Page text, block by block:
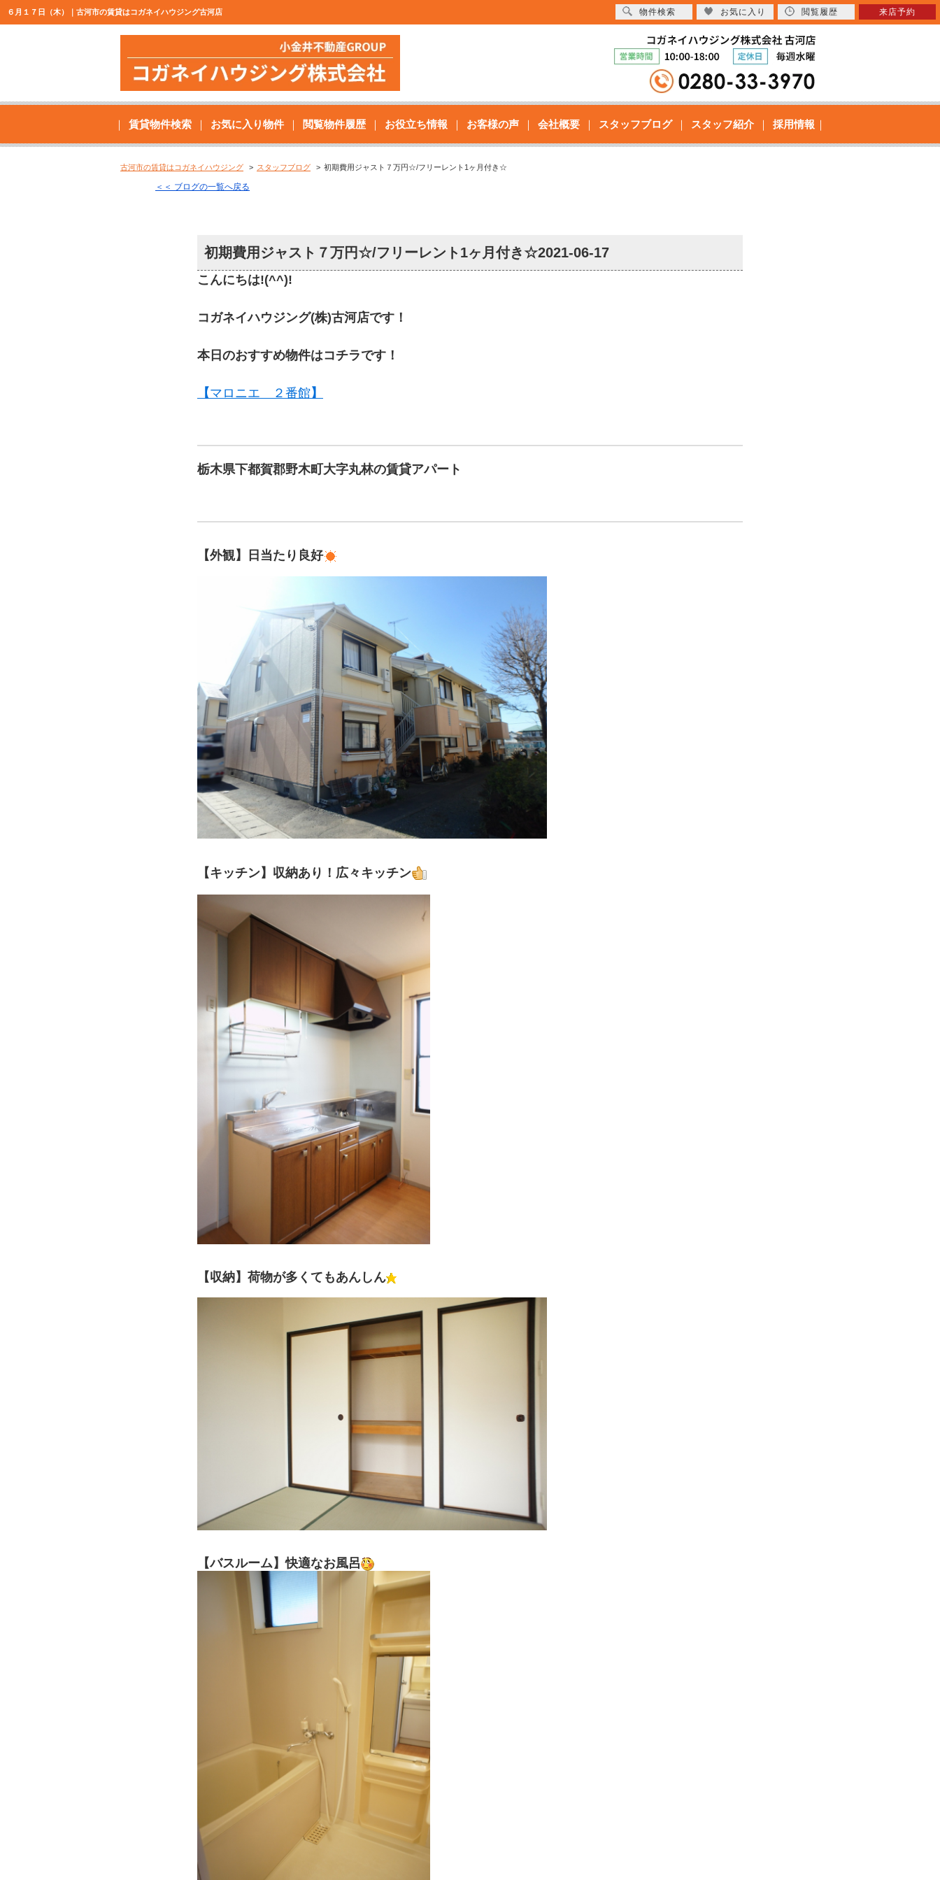
６月１７日（木）｜古河市の賃貸はコガネイハウジング古河店
賃貸物件検索 お気に入り物件 閲覧物件履歴 お役立ち情報 お客様の声 会社概要 スタッフブログ スタッフ紹介 採用情報
古河市の賃貸はコガネイハウジング スタッフブログ 初期費用ジャスト７万円☆/フリーレント1ヶ月付き☆
＜＜ ブログの一覧へ戻る
初期費用ジャスト７万円☆/フリーレント1ヶ月付き☆2021-06-17
こんにちは!(^^)!
コガネイハウジング(株)古河店です！
本日のおすすめ物件はコチラです！
【マロニエ ２番館】
栃木県下都賀郡野木町大字丸林の賃貸アパート
【外観】日当たり良好
【キッチン】収納あり！広々キッチン
【収納】荷物が多くてもあんしん
【バスルーム】快適なお風呂
物件検索 お気に入り 閲覧履歴 来店予約